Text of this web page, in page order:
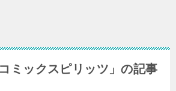
ミックスピリッツ」の記事